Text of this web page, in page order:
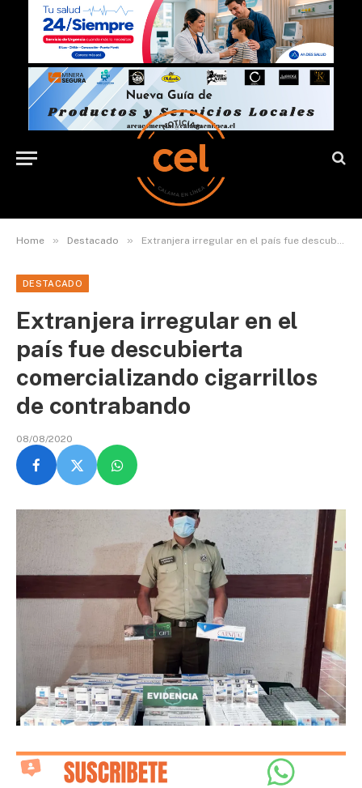
Home » Destacado » Extranjera irregular en el país fue descubierta comercializando cigarrillos de contrabando
DESTACADO
Extranjera irregular en el
país fue descubierta
comercializando cigarrillos
de contrabando
08/08/2020